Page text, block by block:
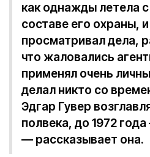
как однажды летела
составе его охраны,
просматривал дела,
что жаловались
применял очень
делал никто со
Эдгар Гувер
полвека, до 1972
— рассказывает она.